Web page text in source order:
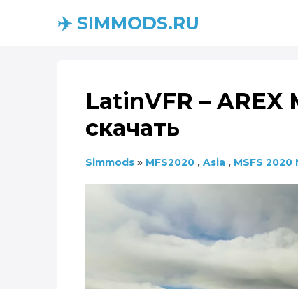
✈️ SIMMODS.RU
LatinVFR – AREX
скачать
Simmods » MFS2020 , Asia , MSFS 2020